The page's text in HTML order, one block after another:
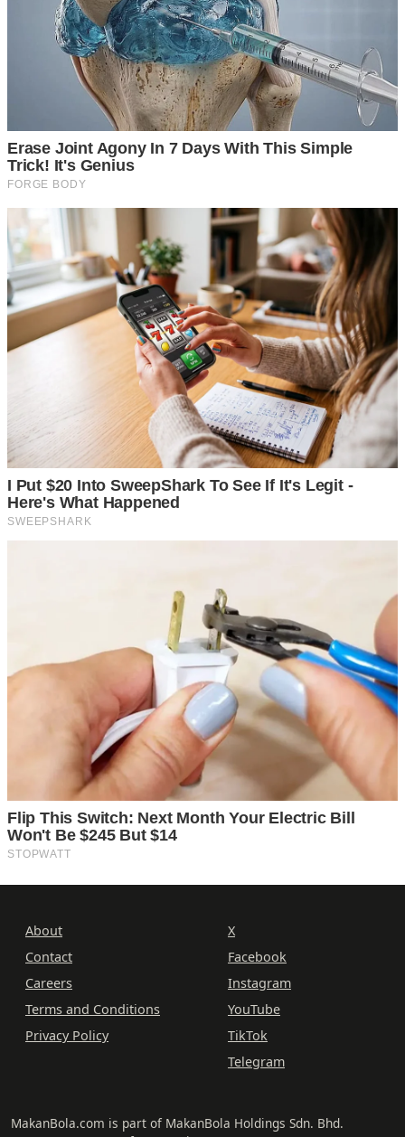
About
Contact
Careers
Terms and Conditions
Privacy Policy
X
Facebook
Instagram
YouTube
TikTok
Telegram
MakanBola.com is part of MakanBola Holdings Sdn. Bhd.